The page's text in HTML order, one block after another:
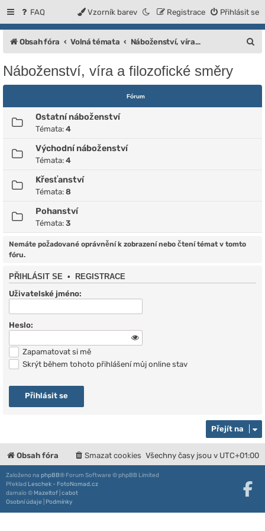
FAQ Přihlásit se
Registrace
Vzorník barev
Obsah fóra Volná témata Náboženství, víra a filozofické směry
a
Náboženství, víra a filozofické směry
Fórum
Ostatní náboženství
Témata: 4
Východní náboženství
Témata: 4
Křesťanství
Témata: 8
Pohanství
Témata: 3
Nemáte požadované oprávnění k zobrazení nebo čtení témat v tomto
fóru.
PŘIHLÁSIT SE • REGISTRACE
Uživatelské jméno:
Heslo:
Zapamatovat si mě
Skrýt během tohoto přihlášení můj online stav
Přejít na
Obsah fóra Všechny časy jsou v UTC+01:00
Smazat cookies
Založeno na phpBB® Forum Software © phpBB Limited
Překlad Leschek - FotoNomad.cz
damaïo © Mazeltof cabot
Osobní údaje
Podmínky